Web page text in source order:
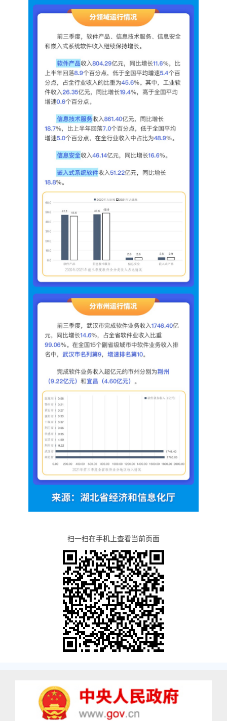
扫一扫在手机上查看当前页面